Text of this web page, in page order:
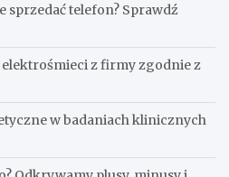
sprzedać telefon? Sprawdź
z firmy zgodnie z
w badaniach klinicznych